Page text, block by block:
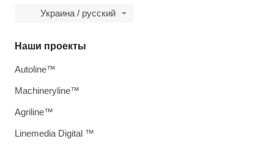
Украина / русский
Наши проекты
Autoline™
Machineryline™
Agriline™
Linemedia Digital ™